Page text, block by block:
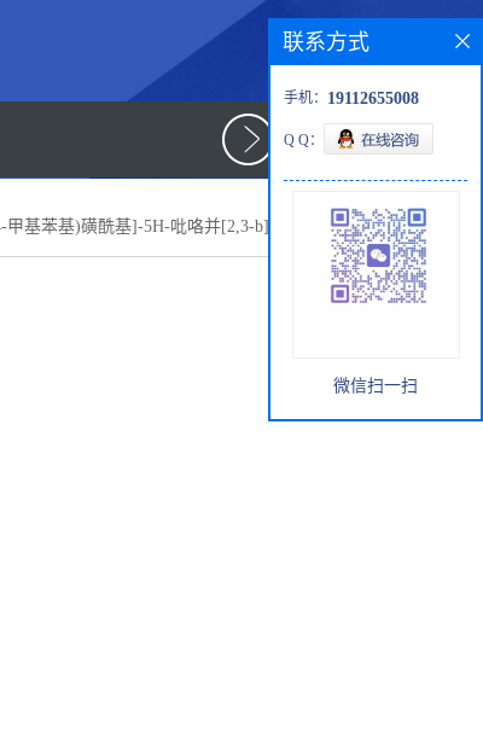
甲基苯基)磺酰基]-5H-吡咯并[2,3-b]吡嗪-2-基]氨基
联系方式
手机： 19112655008
Q Q：
微信扫一扫